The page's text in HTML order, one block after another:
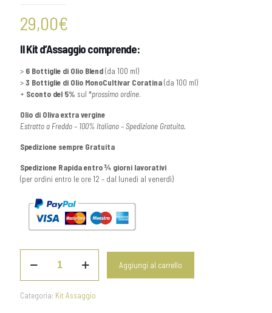
29,00€
Il Kit d’Assaggio comprende:
> 6 Bottiglie di Olio Blend(da 100 ml)
>3 Bottiglie di Olio MonoCultivar Coratina(da 100 ml)
+ Sconto del 5% sul *prossimo ordine.
Olio di Oliva extra vergine
Estratto a Freddo – 100% Italiano – Spedizione Gratuita.
Spedizione sempre Gratuita
Spedizione Rapida entro ¾ giorni lavorativi
(per ordini entro le ore 12 – dal lunedì al venerdì)
Blend
Aggiungi al carrello
Categoria: Kit Assaggio